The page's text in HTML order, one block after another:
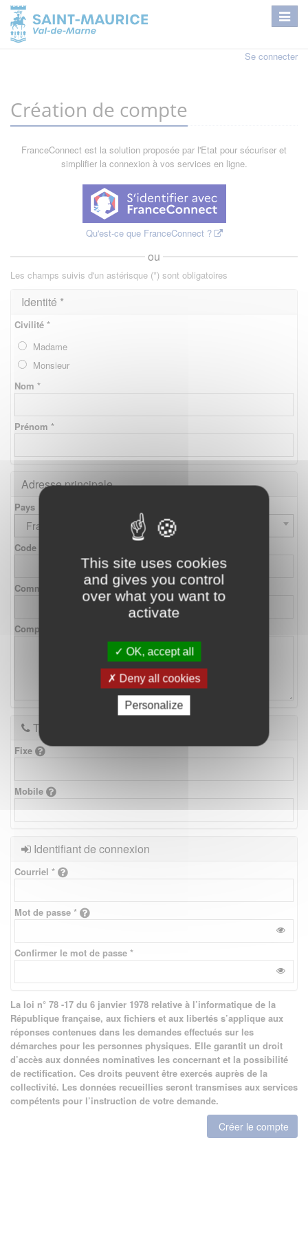
This site uses cookies
and gives you control
over what you want to
activate
OK, accept all
Deny all cookies
Personalize
Se connecter
Création de compte
FranceConnect est la solution proposée par l'Etat pour sécuriser et
simplifier la connexion à vos services en ligne.
Qu'est-ce que FranceConnect ?
ou
Les champs suivis d'un astérisque (*) sont obligatoires
Identité *
Civilité *
Madame
Monsieur
Nom *
Prénom *
Adresse principale
Pays
France
Code postal
Commune
Complément d'adresse
Téléphones
Fixe
Mobile
Identifiant de connexion
Courriel *
Mot de passe *
Confirmer le mot de passe *
La loi n° 78 -17 du 6 janvier 1978 relative à l’informatique de la
République française, aux fichiers et aux libertés s’applique aux
réponses contenues dans les demandes effectués sur les
démarches pour les personnes physiques. Elle garantit un droit
d’accès aux données nominatives les concernant et la possibilité
de rectification. Ces droits peuvent être exercés auprès de la
collectivité. Les données recueillies seront transmises aux services
compétents pour l’instruction de votre demande.
Créer le compte